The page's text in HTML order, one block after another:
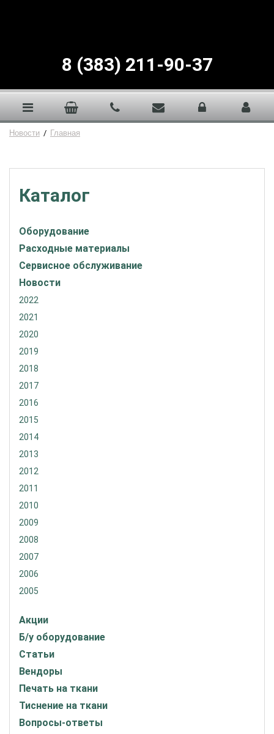
8 (383) 211-90-37
Новости / Главная
Каталог
Оборудование
Расходные материалы
Сервисное обслуживание
Новости
2022
2021
2020
2019
2018
2017
2016
2015
2014
2013
2012
2011
2010
2009
2008
2007
2006
2005
Акции
Б/у оборудование
Статьи
Вендоры
Печать на ткани
Тиснение на ткани
Вопросы-ответы